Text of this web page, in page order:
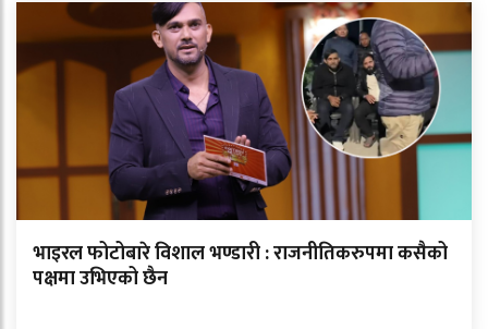
भाइरल फोटोबारे विशाल भण्डारी : राजनीतिकरुपमा कसैको
पक्षमा उभिएको छैन